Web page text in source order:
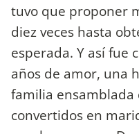
tuvo que proponer
diez veces hasta
esperada. Y así fue
años de amor, una
familia ensamblada
convertidos en